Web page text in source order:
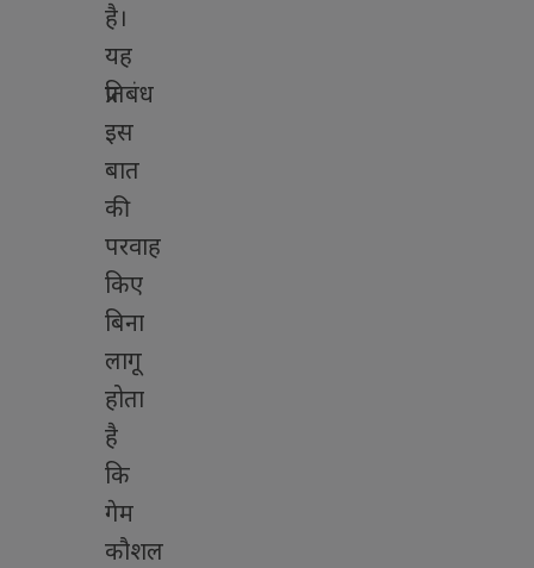
है।
यह
प्रतिबंध
इस
बात
की
परवाह
किए
बिना
लागू
होता
है
कि
गेम
कौशल